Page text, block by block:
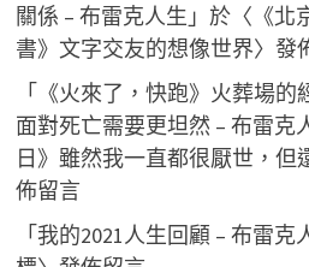
關係 – 布雷克人生 」於〈 《
書》文字交友的想像世界〉發
「《火來了，快跑》火葬場的
面對死亡需要更坦然 – 布雷克
日》雖然我一直都很厭世，但
佈留言
「我的2021人生回顧 – 布雷克